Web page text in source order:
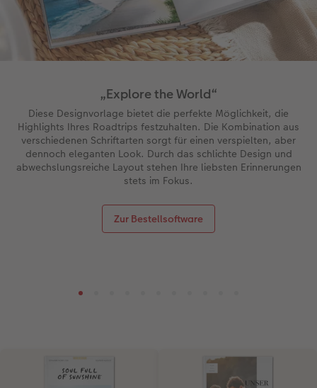
„Explore the World“
Diese Designvorlage bietet die perfekte Möglichkeit, die
Highlights Ihres Roadtrips festzuhalten. Die Kombination aus
verschiedenen Schriftarten sorgt für einen verspielten, aber
dennoch eleganten Look. Durch das schlichte Design und
abwechslungsreiche Layout stehen Ihre liebsten Erinnerungen
stets im Fokus.
Zur Bestellsoftware